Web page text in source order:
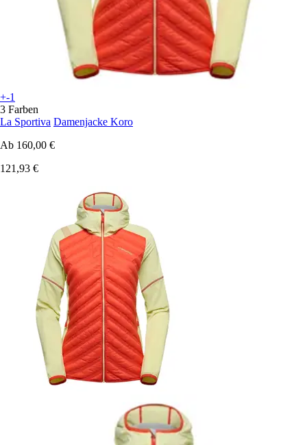
+-1
3 Farben
La Sportiva Damenjacke Koro
Ab 160,00 €
121,93 €